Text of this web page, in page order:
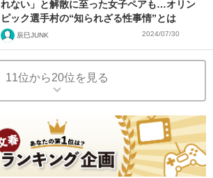
れない」と解散に至った女子ペアも…オリン
ピック選手村の“知られざる性事情”とは
辰巳JUNK 2024/07/30
11位から20位を見る